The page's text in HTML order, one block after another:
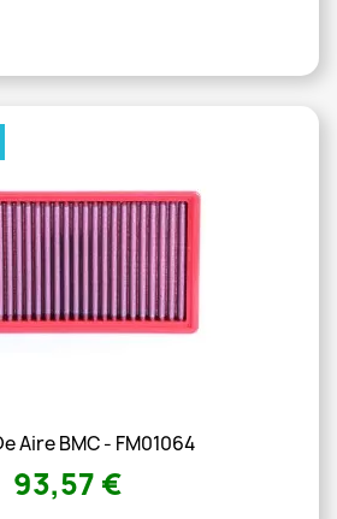
Aire BMC - FM01064
93,57 €